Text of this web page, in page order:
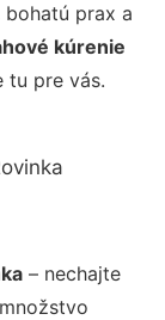
prax a
kúrenie
tu pre vás.
– nechajte